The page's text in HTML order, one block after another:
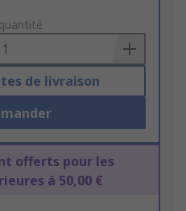
de livraison
offerts pour les
à 50,00 €